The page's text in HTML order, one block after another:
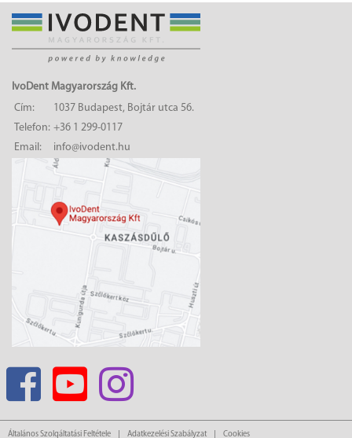
IvoDent Magyarország Kft.
Cím:
1037 Budapest, Bojtár utca 56.
Telefon: +36 1 299-0117
Email:
info@ivodent.hu
Általános Szolgáltatási Feltétele Adatkezelési Szabályzat Cookies